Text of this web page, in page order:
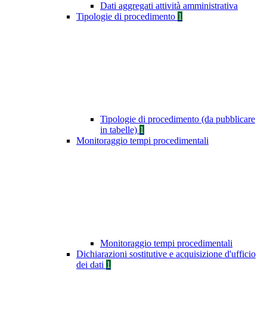
Dati aggregati attività amministrativa
Tipologie di procedimento 1
Tipologie di procedimento (da pubblicare
in tabelle) 1
Monitoraggio tempi procedimentali
Monitoraggio tempi procedimentali
Dichiarazioni sostitutive e acquisizione d'ufficio
dei dati 1